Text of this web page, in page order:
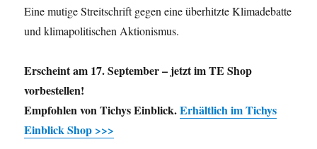
Eine mutige Streitschrift gegen eine überhitzte Klimadebatte
und klimapolitischen Aktionismus.
Erscheint am 17. September – jetzt im TE Shop
vorbestellen!
Empfohlen von Tichys Einblick.Erhältlich im Tichys
Einblick Shop >>>